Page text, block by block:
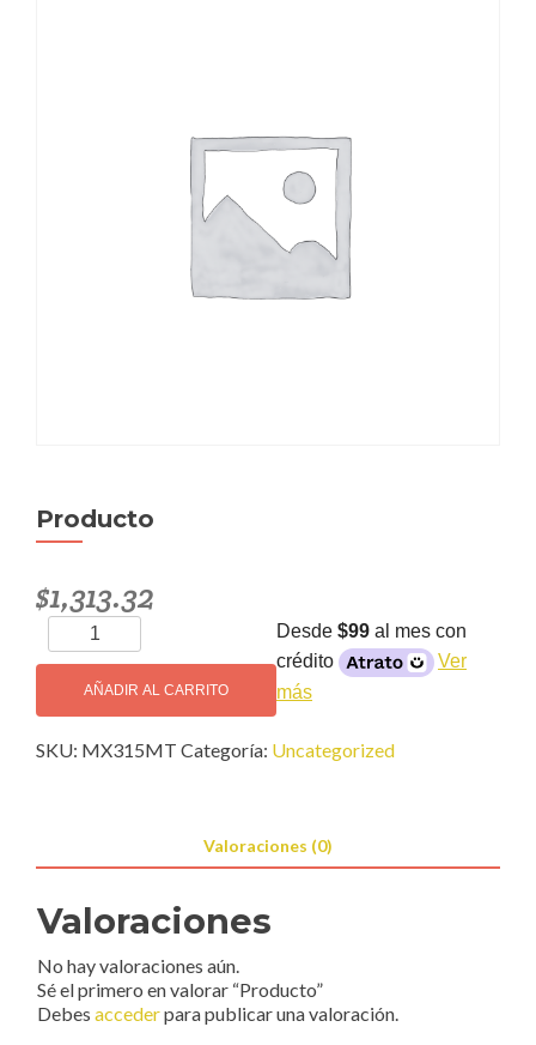
Producto
$1,313.32
Producto
cantidad
AÑADIR AL CARRITO
Desde $99 al mes con
crédito
Ver
más
SKU: MX315MT Categoría: Uncategorized
Valoraciones (0)
Valoraciones
No hay valoraciones aún.
Sé el primero en valorar “Producto”
Debes accederpara publicar una valoración.